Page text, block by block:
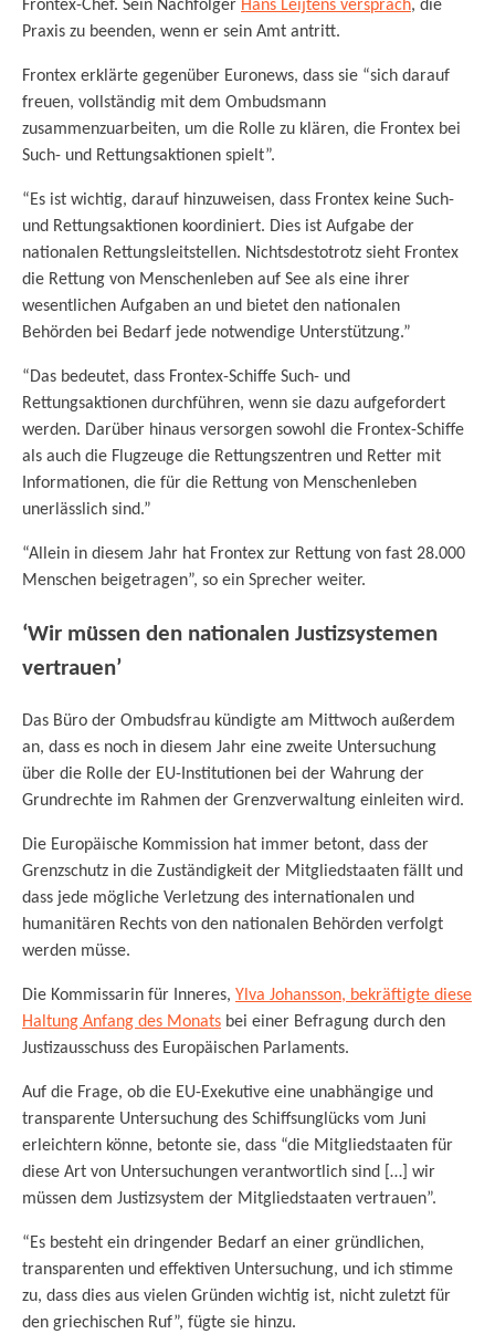
Frontex-Chef. Sein Nachfolger Hans Leijtens versprach, die
Praxis zu beenden, wenn er sein Amt antritt.
Frontex erklärte gegenüber Euronews, dass sie “sich darauf
freuen, vollständig mit dem Ombudsmann
zusammenzuarbeiten, um die Rolle zu klären, die Frontex bei
Such- und Rettungsaktionen spielt”.
“Es ist wichtig, darauf hinzuweisen, dass Frontex keine Such-
und Rettungsaktionen koordiniert. Dies ist Aufgabe der
nationalen Rettungsleitstellen. Nichtsdestotrotz sieht Frontex
die Rettung von Menschenleben auf See als eine ihrer
wesentlichen Aufgaben an und bietet den nationalen
Behörden bei Bedarf jede notwendige Unterstützung.”
“Das bedeutet, dass Frontex-Schiffe Such- und
Rettungsaktionen durchführen, wenn sie dazu aufgefordert
werden. Darüber hinaus versorgen sowohl die Frontex-Schiffe
als auch die Flugzeuge die Rettungszentren und Retter mit
Informationen, die für die Rettung von Menschenleben
unerlässlich sind.”
“Allein in diesem Jahr hat Frontex zur Rettung von fast 28.000
Menschen beigetragen”, so ein Sprecher weiter.
‘Wir müssen den nationalen Justizsystemen
vertrauen’
Das Büro der Ombudsfrau kündigte am Mittwoch außerdem
an, dass es noch in diesem Jahr eine zweite Untersuchung
über die Rolle der EU-Institutionen bei der Wahrung der
Grundrechte im Rahmen der Grenzverwaltung einleiten wird.
Die Europäische Kommission hat immer betont, dass der
Grenzschutz in die Zuständigkeit der Mitgliedstaaten fällt und
dass jede mögliche Verletzung des internationalen und
humanitären Rechts von den nationalen Behörden verfolgt
werden müsse.
Die Kommissarin für Inneres, Ylva Johansson, bekräftigte diese
Haltung Anfang des Monats bei einer Befragung durch den
Justizausschuss des Europäischen Parlaments.
Auf die Frage, ob die EU-Exekutive eine unabhängige und
transparente Untersuchung des Schiffsunglücks vom Juni
erleichtern könne, betonte sie, dass “die Mitgliedstaaten für
diese Art von Untersuchungen verantwortlich sind […] wir
müssen dem Justizsystem der Mitgliedstaaten vertrauen”.
“Es besteht ein dringender Bedarf an einer gründlichen,
transparenten und effektiven Untersuchung, und ich stimme
zu, dass dies aus vielen Gründen wichtig ist, nicht zuletzt für
den griechischen Ruf”, fügte sie hinzu.